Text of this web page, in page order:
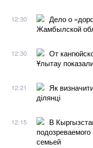
12:30
Дело о
Жамбылской
12:30
От
Ұлытау
12:21
Як
ділянці
12:15
В
семьей